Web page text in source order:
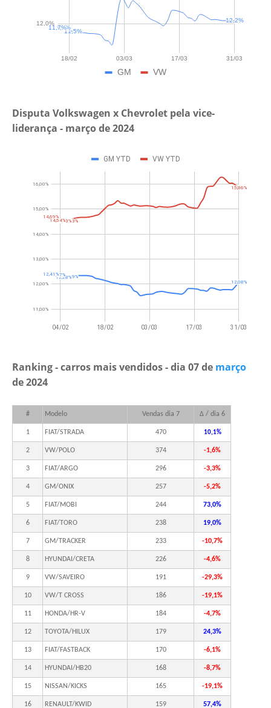
Disputa Volkswagen x Chevrolet pela vice-
liderança - março de 2024
Ranking - carros mais vendidos - dia 07 de março
de 2024
# Modelo Vendas dia 7 Δ / dia 6
1 FIAT/STRADA 470 10,1%
2 VW/POLO 374 -1,6%
3 FIAT/ARGO 296 -3,3%
4 GM/ONIX 257 -5,2%
5 FIAT/MOBI 244 73,0%
6 FIAT/TORO 238 19,0%
7 GM/TRACKER 233 -10,7%
8 HYUNDAI/CRETA 226 -4,6%
9 VW/SAVEIRO 191 -29,3%
10 VW/T CROSS 186 -19,1%
11 HONDA/HR-V 184 -4,7%
12 TOYOTA/HILUX 179 24,3%
13 FIAT/FASTBACK 170 -6,1%
14 HYUNDAI/HB20 168 -8,7%
15 NISSAN/KICKS 165 -19,1%
16 RENAULT/KWID 159 57,4%